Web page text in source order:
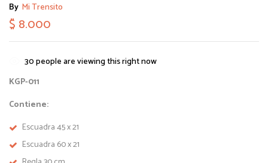
By Mi Trensito
$ 8.000
30people are viewing this right now
KGP-011
Contiene:
Escuadra 45 x 21
Escuadra 60 x 21